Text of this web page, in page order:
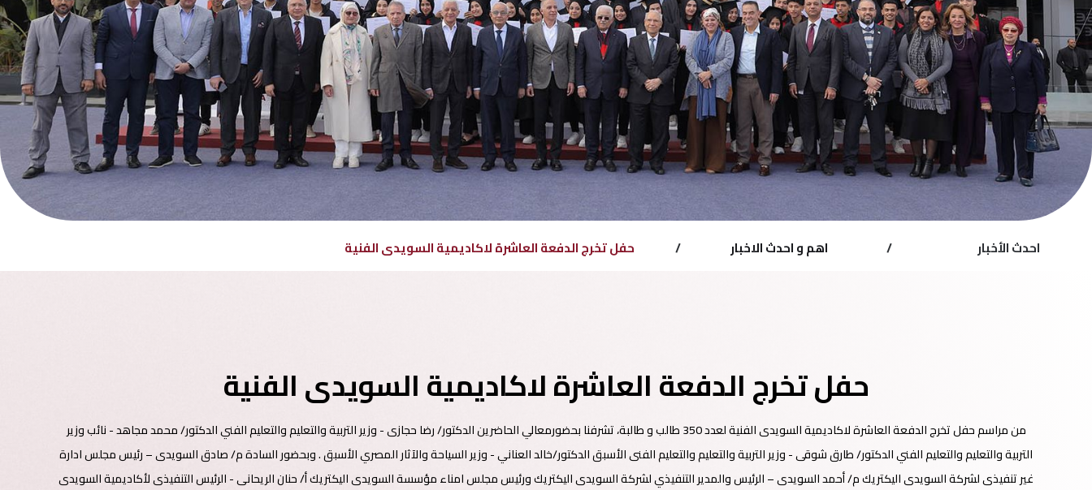
احدث الأخبار / اهم و احدث الاخبار / حفل تخرج الدفعة العاشرة لاكاديمية السويدى الفنية
حفل تخرج الدفعة العاشرة لاكاديمية السويدى الفنية
من مراسم حفل تخرج الدفعة العاشرة لاكاديمية السويدى الفنية لعدد 350 طالب و طالبة، تشرفنا بحضورمعالي الحاضرين الدكتور/ رضا حجازى - وزير التربية والتعليم والتعليم الفني الدكتور/ محمد مجاهد - نائب وزير
التربية والتعليم والتعليم الفني الدكتور/ طارق شوقى - وزير التربية والتعليم والتعليم الفنى الأسبق الدكتور/خالد العناني - وزير السياحة والآثار المصري الأسبق . وبحضور السادة م/ صادق السويدى – رئيس مجلس ادارة
غير تنفيذى لشركة السويدى اليكتريك م/ أحمد السويدى – الرئيس والمدير التنفيذي لشركة السويدى اليكتريك ورئيس مجلس امناء مؤسسة السويدى اليكتريك أ/ حنان الريحانى - الرئيس التنفيذى لأكاديمية السويدى